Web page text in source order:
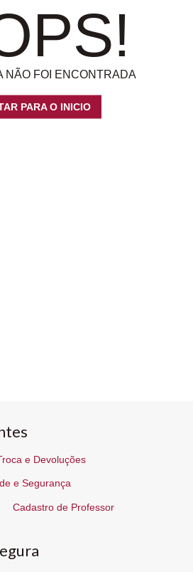
NÃO FOI ENCONTRADA
PARA O INICIO
e Devoluções
e Segurança
Cadastro de Professor